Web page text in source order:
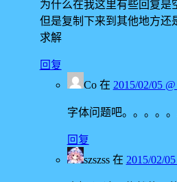
为什么在我这里有些回复是
但是复制下来到其他地方还
求解
回复
Co在 2015/02/05
字体问题吧。。。。
回复
szszss在 2015/02/